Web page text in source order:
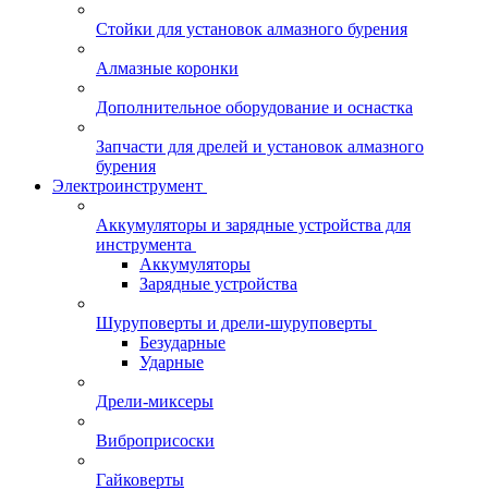
Стойки для установок алмазного бурения
Алмазные коронки
Дополнительное оборудование и оснастка
Запчасти для дрелей и установок алмазного
бурения
Электроинструмент
Аккумуляторы и зарядные устройства для
инструмента
Аккумуляторы
Зарядные устройства
Шуруповерты и дрели-шуруповерты
Безударные
Ударные
Дрели-миксеры
Виброприсоски
Гайковерты